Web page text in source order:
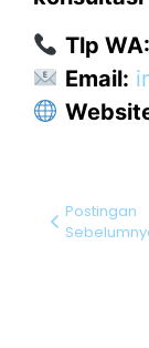
Tlp WA:
Email:
Postingan